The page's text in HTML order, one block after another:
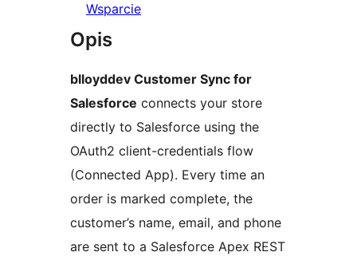
Wsparcie
Opis
blloyddev Customer Sync for
Salesforce connects your store
directly to Salesforce using the
OAuth2 client-credentials flow
(Connected App). Every time an
order is marked complete, the
customer’s name, email, and phone
are sent to a Salesforce Apex REST